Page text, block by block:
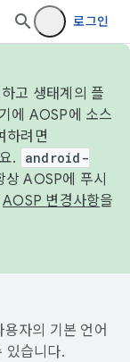
로그인
고 생태계의 플
에 AOSP에 소스
하려면
.
android-
AOSP에 푸시
AOSP 변경사항을
자의 기본 언어
있습니다.